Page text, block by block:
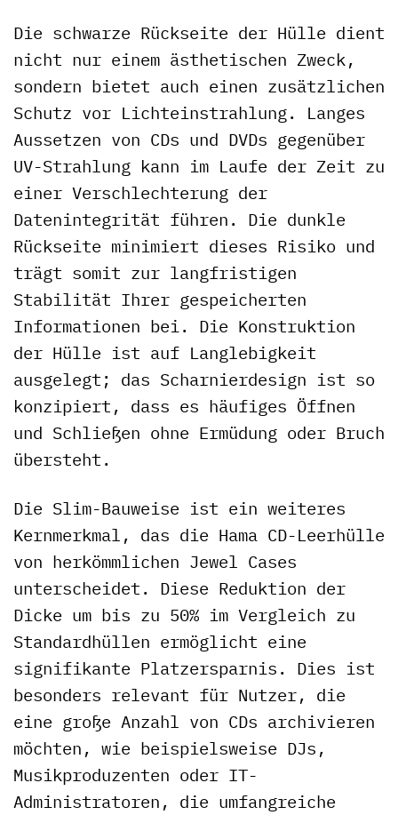
Die schwarze Rückseite der Hülle dient
nicht nur einem ästhetischen Zweck,
sondern bietet auch einen zusätzlichen
Schutz vor Lichteinstrahlung. Langes
Aussetzen von CDs und DVDs gegenüber
UV-Strahlung kann im Laufe der Zeit zu
einer Verschlechterung der
Datenintegrität führen. Die dunkle
Rückseite minimiert dieses Risiko und
trägt somit zur langfristigen
Stabilität Ihrer gespeicherten
Informationen bei. Die Konstruktion
der Hülle ist auf Langlebigkeit
ausgelegt; das Scharnierdesign ist so
konzipiert, dass es häufiges Öffnen
und Schließen ohne Ermüdung oder Bruch
übersteht.
Die Slim-Bauweise ist ein weiteres
Kernmerkmal, das die Hama CD-Leerhülle
von herkömmlichen Jewel Cases
unterscheidet. Diese Reduktion der
Dicke um bis zu 50% im Vergleich zu
Standardhüllen ermöglicht eine
signifikante Platzersparnis. Dies ist
besonders relevant für Nutzer, die
eine große Anzahl von CDs archivieren
möchten, wie beispielsweise DJs,
Musikproduzenten oder IT-
Administratoren, die umfangreiche